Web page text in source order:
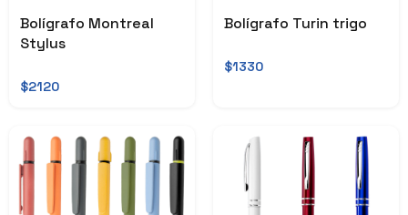
Bolígrafo Montreal
Stylus
$2120
Bolígrafo Turin trigo
$1330